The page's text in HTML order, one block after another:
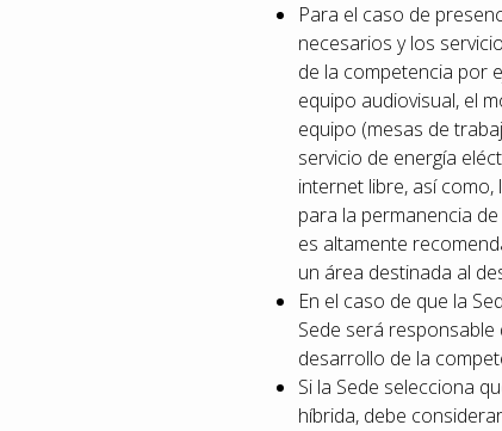
Para el caso de
necesarios y los
de la competencia por
equipo audiovisual, el
equipo (mesas de
servicio de energía
internet libre, así
para la permanencia
es altamente
un área destinada al
En el caso de que la
Sede será
desarrollo de la
Si la Sede selecciona
híbrida, debe